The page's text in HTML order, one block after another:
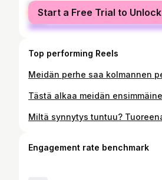
female
male
Start a Free Trial to Unlock
Top performing Reels
Engagement rate benchmark